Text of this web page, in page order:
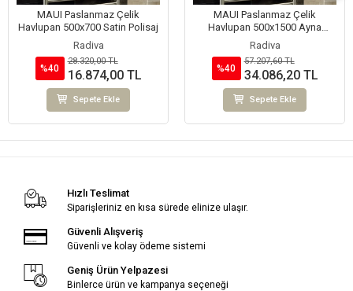
MAUI Paslanmaz Çelik
Havlupan 500x700 Satin Polisaj
Radiva
%40
28.320,00 TL
16.874,00 TL
Sepete Ekle
MAUI Paslanmaz Çelik
Havlupan 500x1500 Ayna
Polisaj
Radiva
%40
57.207,60 TL
34.086,20 TL
Sepete Ekle
Hızlı Teslimat
Siparişleriniz en kısa sürede elinize ulaşır.
Güvenli Alışveriş
Güvenli ve kolay ödeme sistemi
Geniş Ürün Yelpazesi
Binlerce ürün ve kampanya seçeneği